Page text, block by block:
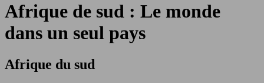
Afrique de sud : Le monde
dans un seul pays
Afrique du sud